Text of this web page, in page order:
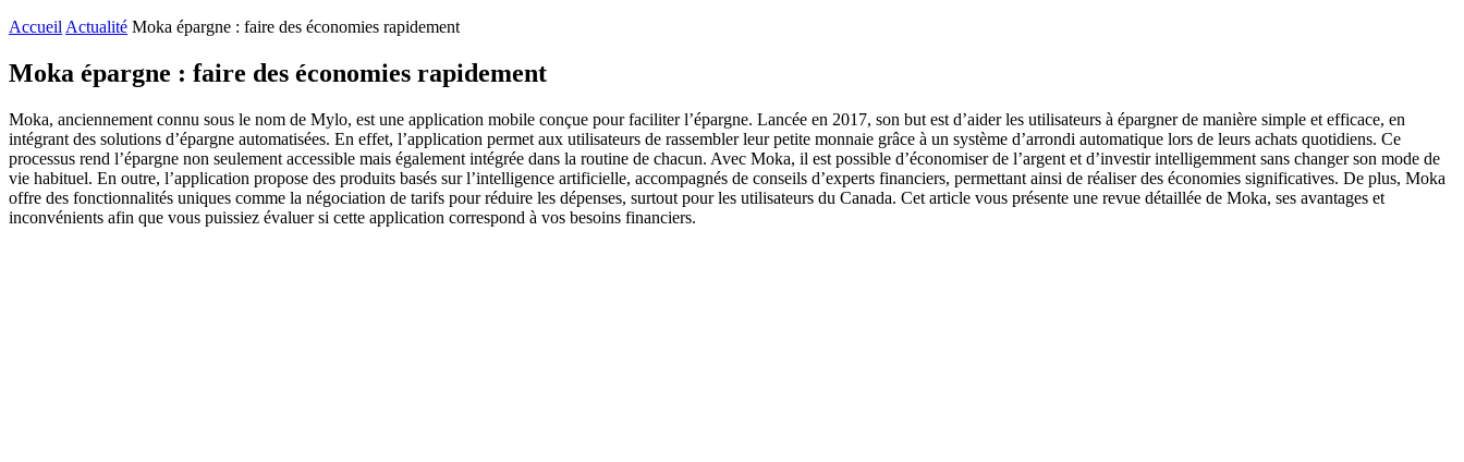
Accueil Actualité Moka épargne : faire des économies rapidement
Moka épargne : faire des économies rapidement
Moka, anciennement connu sous le nom de Mylo, est une application mobile conçue pour faciliter l’épargne. Lancée en 2017, son but est d’aider les utilisateurs à épargner de manière simple et efficace, en
intégrant des solutions d’épargne automatisées. En effet, l’application permet aux utilisateurs de rassembler leur petite monnaie grâce à un système d’arrondi automatique lors de leurs achats quotidiens. Ce
processus rend l’épargne non seulement accessible mais également intégrée dans la routine de chacun. Avec Moka, il est possible d’économiser de l’argent et d’investir intelligemment sans changer son mode de
vie habituel. En outre, l’application propose des produits basés sur l’intelligence artificielle, accompagnés de conseils d’experts financiers, permettant ainsi de réaliser des économies significatives. De plus, Moka
offre des fonctionnalités uniques comme la négociation de tarifs pour réduire les dépenses, surtout pour les utilisateurs du Canada. Cet article vous présente une revue détaillée de Moka, ses avantages et
inconvénients afin que vous puissiez évaluer si cette application correspond à vos besoins financiers.